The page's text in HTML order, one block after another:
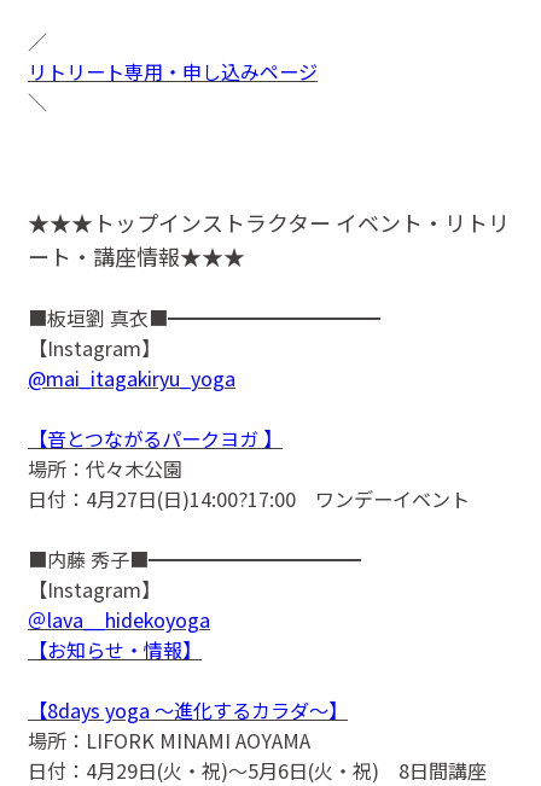
／
リトリート専用・申し込みページ
＼
★★★トップインストラクター イベント・リトリ
ート・講座情報★★★
■板垣劉 真衣■━━━━━━━━━━━
【Instagram】
@mai_itagakiryu_yoga
【音とつながるパークヨガ 】
場所：代々木公園
日付：4月27日(日)14:00?17:00 ワンデーイベント
■内藤 秀子■━━━━━━━━━━━
【Instagram】
＠lava__hidekoyoga
【お知らせ・情報】
【8days yoga 〜進化するカラダ〜】
場所：LIFORK MINAMI AOYAMA
日付：4月29日(火・祝)〜5月6日(火・祝) 8日間講座